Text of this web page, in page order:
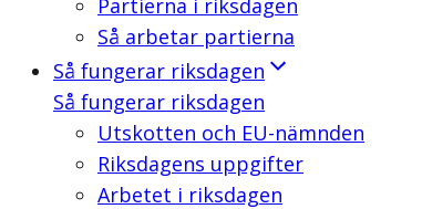
Partierna i riksdagen
Så arbetar partierna
Så fungerar riksdagen
Så fungerar riksdagen
Utskotten och EU-nämnden
Riksdagens uppgifter
Arbetet i riksdagen